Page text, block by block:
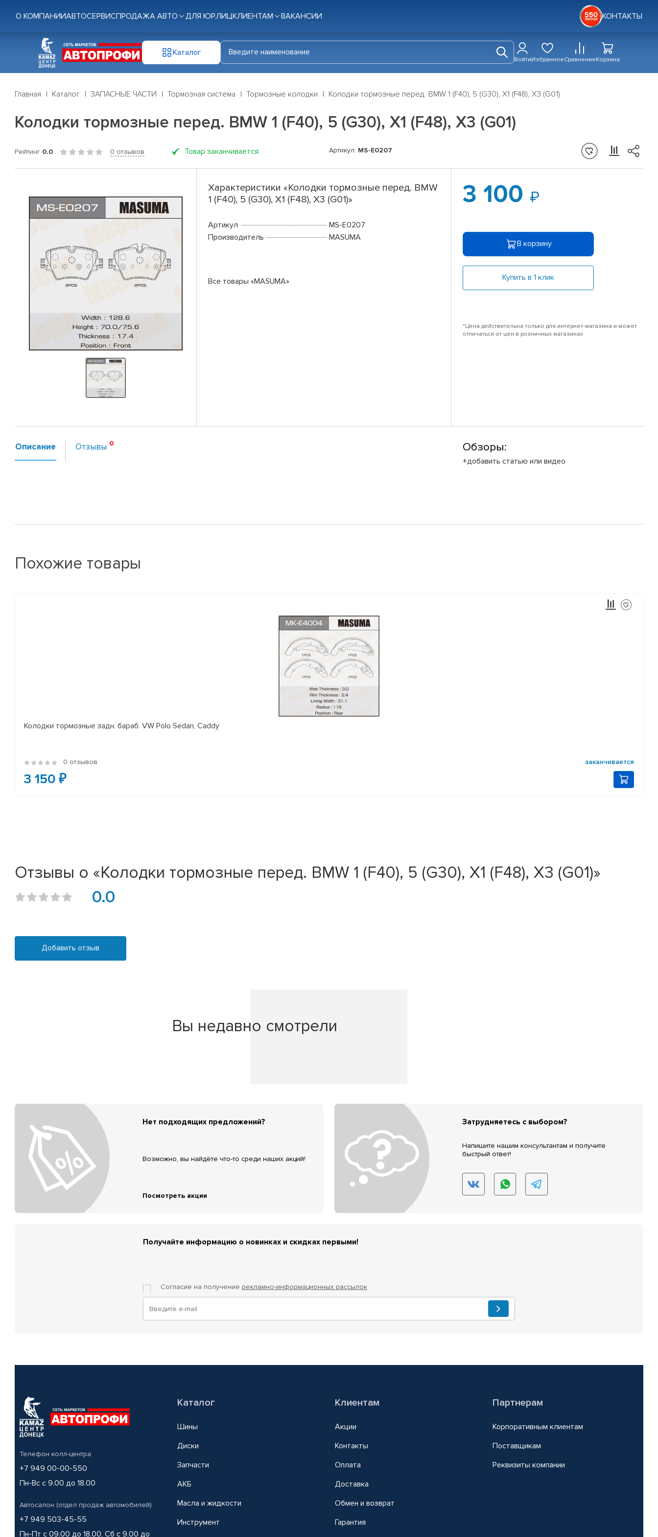
О КОМПАНИИАВТОСЕРВИСПРОДАЖА АВТО ДЛЯ ЮР.ЛИЦКЛИЕНТАМ ВАКАНСИИ КОНТАКТЫ
Каталог
ВойтиИзбранноеСравнениеКорзина
Главная Каталог ЗАПАСНЫЕ ЧАСТИ Тормозная система Тормозные колодки Колодки тормозные перед. BMW 1 (F40), 5 (G30), X1 (F48), X3 (G01)
Колодки тормозные перед. BMW 1 (F40), 5 (G30), X1 (F48), X3 (G01)
Рейтинг 0.0 0 отзывов Товар заканчивается Артикул: MS-E0207
Характеристики «Колодки тормозные перед. BMW
1 (F40), 5 (G30), X1 (F48), X3 (G01)»
Артикул
MS-E0207
Производитель
MASUMA
Все товары «MASUMA»
3 100
В корзину
Купить в 1 клик
*Цена действительна только для интернет-магазина и может
отличаться от цен в розничных магазинах
Описание Отзывы Обзоры:
+добавить статью или видео
Похожие товары
Колодки тормозные задн. бараб. VW Polo Sedan, Caddy
0 отзывов заканчивается
3 150 ₽
Отзывы о «Колодки тормозные перед. BMW 1 (F40), 5 (G30), X1 (F48), X3 (G01)»
0.0
Добавить отзыв
Вы недавно смотрели
Нет подходящих предложений?
Возможно, вы найдёте что-то среди наших акций!
Посмотреть акции
Затрудняетесь с выбором?
Напишите нашим консультантам и получите
быстрый ответ!
Получайте информацию о новинках и скидках первыми!
Согласие на получение рекламно-информационных рассылок
Телефон колл-центра
+7 949 00-00-550
Пн-Вс с 9.00 до 18.00
Автосалон (отдел продаж автомобилей)
+7 949 503-45-55
Пн-Пт с 09.00 до 18.00, Сб с 9.00 до
Каталог
Шины
Диски
Запчасти
АКБ
Масла и жидкости
Инструмент
Клиентам
Акции
Контакты
Оплата
Доставка
Обмен и возврат
Гарантия
Партнерам
Корпоративным клиентам
Поставщикам
Реквизиты компании